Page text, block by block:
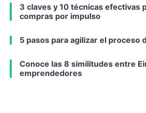
3 claves y 10 técnicas efectivas
compras por impulso
5 pasos para agilizar el proceso
Conoce las 8 similitudes entre
emprendedores